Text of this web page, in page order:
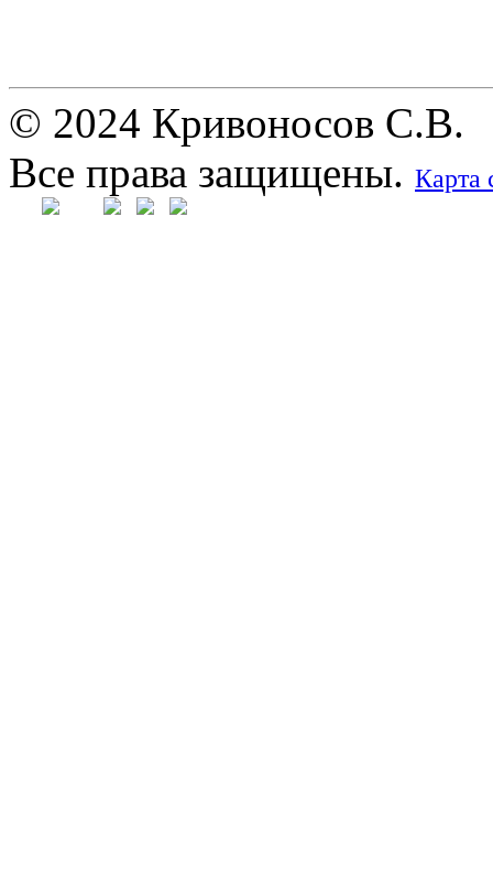
© 2024 Кривоносов С.В.
Все права защищены. Карта